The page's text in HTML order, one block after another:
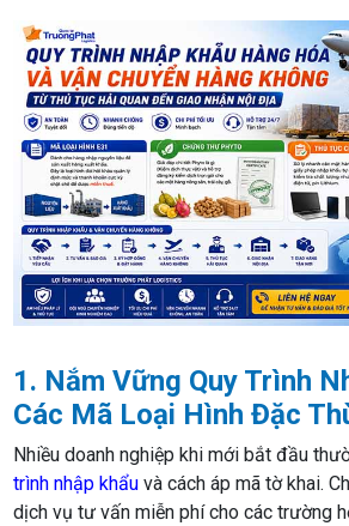
1. Nắm Vững Quy Trình
Các Mã Loại Hình Đặc
Nhiều doanh nghiệp khi mới bắt đầu
trình nhập khẩu và cách áp mã tờ khai.
dịch vụ tư vấn miễn phí cho các trường